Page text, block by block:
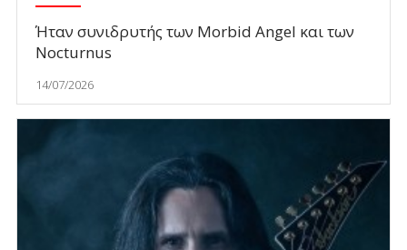
Ήταν συνιδρυτής των Morbid Angel και των
Nocturnus
14/07/2026